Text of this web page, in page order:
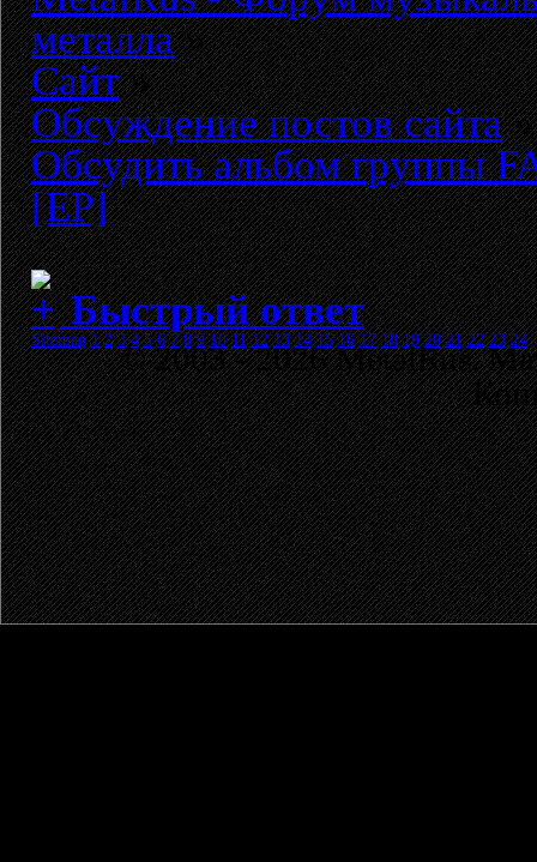
металла»
Сайт»
Обсуждение постов сайта»
Обсудить альбом группы
[EP]
Быстрый ответ
Sitemap 1 2 3 4 5 6 7 8 9 10 11 12 13 14 15 16 17 18 19 20 21 22 23 24
© 2003 - 2026 MetalRus.